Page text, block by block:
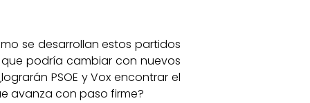
se desarrollan estos partidos
que podría cambiar con nuevos
PSOE y Vox encontrar el
avanza con paso firme?